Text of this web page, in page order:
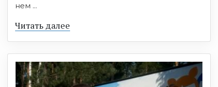
нем ...
Читать далее